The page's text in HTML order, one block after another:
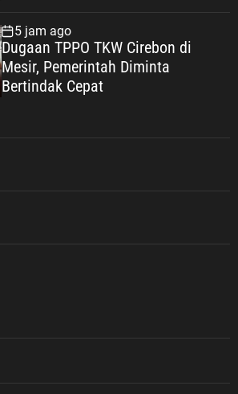
5 jam ago
Dugaan TPPO TKW Cirebon di
Mesir, Pemerintah Diminta
Bertindak Cepat